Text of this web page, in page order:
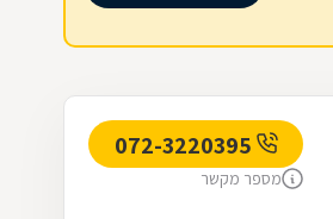
מספר מקשר